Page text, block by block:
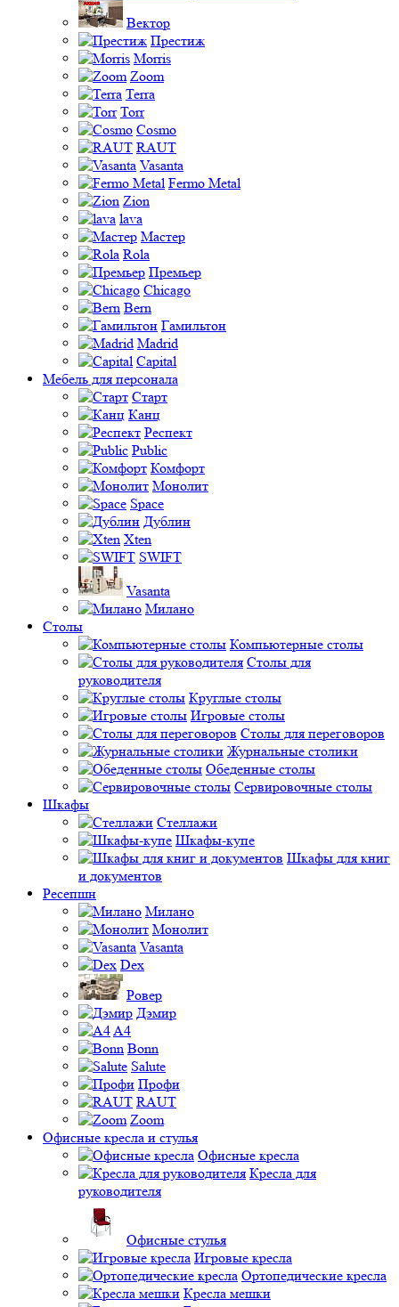
Вектор
Престиж
Morris
Zoom
Terra
Torr
Cosmo
RAUT
Vasanta
Fermo Metal
Zion
lava
Мастер
Rola
Премьер
Chicago
Bern
Гамильтон
Madrid
Capital
Мебель для персонала
Старт
Канц
Респект
Public
Комфорт
Монолит
Space
Дублин
Xten
SWIFT
Vasanta
Милано
Столы
Компьютерные столы
Столы для
руководителя
Круглые столы
Игровые столы
Столы для переговоров
Журнальные столики
Обеденные столы
Сервировочные столы
Шкафы
Стеллажи
Шкафы-купе
Шкафы для книг
и документов
Ресепшн
Милано
Монолит
Vasanta
Dex
Ровер
Дэмир
A4
Bonn
Salute
Профи
RAUT
Zoom
Офисные кресла и стулья
Офисные кресла
Кресла для
руководителя
Офисные стулья
Игровые кресла
Ортопедические кресла
Кресла мешки